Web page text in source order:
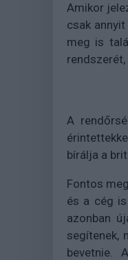
Amikor
csak
meg is
A
bírálja a
Fontos
és a cég
azonban
segítenek,
bevetnie.